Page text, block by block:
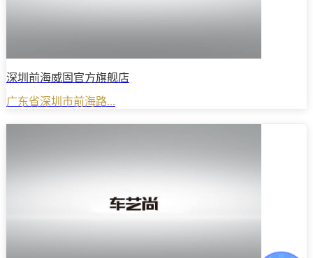
深圳前海威固官方旗舰店
广东省深圳市前海路...